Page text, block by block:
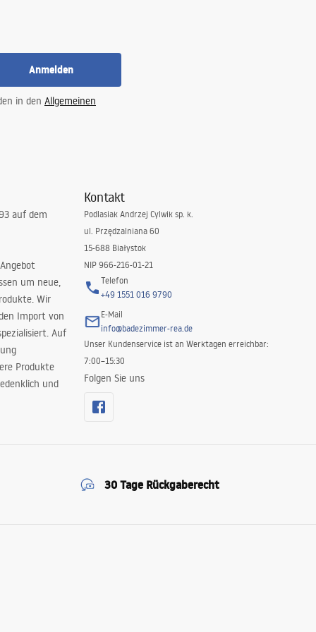
Anmelden
in den Allgemeinen
auf dem
um neue,
Wir
Import von
Auf
Produkte
und
Kontakt
Podlasiak Andrzej Cylwik sp. k.
ul. Przędzalniana 60
15-688 Białystok
NIP 966-216-01-21
Telefon
+49 1551 016 9790
E-Mail
info@badezimmer-rea.de
Unser Kundenservice ist an Werktagen erreichbar:
7:00–15:30
Folgen Sie uns
30 Tage Rückgaberecht